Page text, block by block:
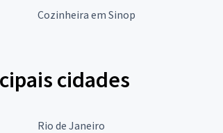
Cozinheira em Sinop
cidades
Rio de Janeiro